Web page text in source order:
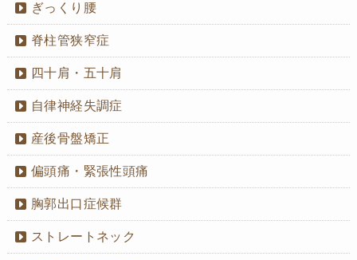
ぎっくり腰
脊柱管狭窄症
四十肩・五十肩
自律神経失調症
産後骨盤矯正
偏頭痛・緊張性頭痛
胸郭出口症候群
ストレートネック